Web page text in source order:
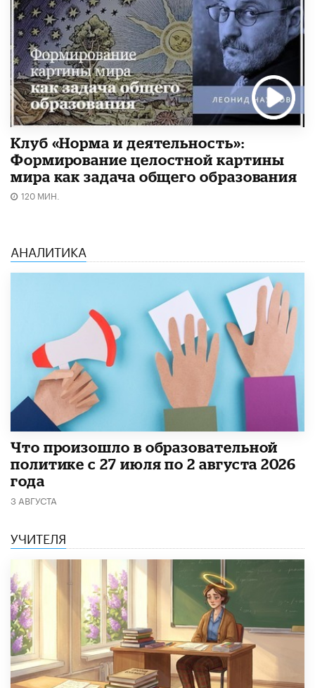
Клуб «Норма и деятельность»:
Формирование целостной картины
мира как задача общего образования
120 МИН.
АНАЛИТИКА
​Что произошло в образовательной
политике с 27 июля по 2 августа 2026
года
3 АВГУСТА
УЧИТЕЛЯ